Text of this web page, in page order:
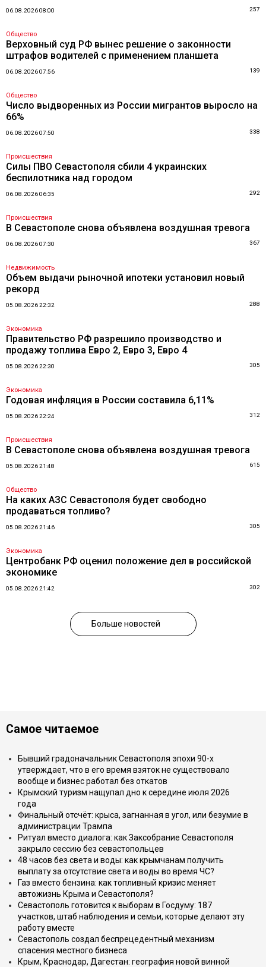
06.08.2026 08:00 257
Общество
Верховный суд РФ вынес решение о законности
штрафов водителей с применением планшета
06.08.2026 07:56 139
Общество
Число выдворенных из России мигрантов выросло на
66%
06.08.2026 07:50 338
Происшествия
Силы ПВО Севастополя сбили 4 украинских
беспилотника над городом
06.08.2026 06:35 292
Происшествия
В Севастополе снова объявлена воздушная тревога
06.08.2026 07:30 367
Недвижимость
Объем выдачи рыночной ипотеки установил новый
рекорд
05.08.2026 22:32 288
Экономика
Правительство РФ разрешило производство и
продажу топлива Евро 2, Евро 3, Евро 4
05.08.2026 22:30 305
Экономика
Годовая инфляция в России составила 6,11%
05.08.2026 22:24 312
Происшествия
В Севастополе снова объявлена воздушная тревога
05.08.2026 21:48 615
Общество
На каких АЗС Севастополя будет свободно
продаваться топливо?
05.08.2026 21:46 305
Экономика
Центробанк РФ оценил положение дел в российской
экономике
05.08.2026 21:42 302
Больше новостей
Самое читаемое
Бывший градоначальник Севастополя эпохи 90-х
утверждает, что в его время взяток не существовало
вообще и бизнес работал без откатов
Крымский туризм нащупал дно к середине июля 2026
года
Финальный отсчёт: крыса, загнанная в угол, или безумие в
администрации Трампа
Ритуал вместо диалога: как Заксобрание Севастополя
закрыло сессию без севастопольцев
48 часов без света и воды: как крымчанам получить
выплату за отсутствие света и воды во время ЧС?
Газ вместо бензина: как топливный кризис меняет
автожизнь Крыма и Севастополя?
Севастополь готовится к выборам в Госдуму: 187
участков, штаб наблюдения и семьи, которые делают эту
работу вместе
Севастополь создал беспрецедентный механизм
спасения местного бизнеса
Крым, Краснодар, Дагестан: география новой винной